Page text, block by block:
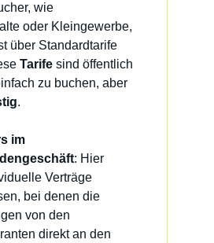
wie
oder Kleingewerbe,
über Standardtarife
Tarife sind öffentlich
zu buchen, aber
.
im
: Hier
Verträge
bei denen die
von den
direkt an den